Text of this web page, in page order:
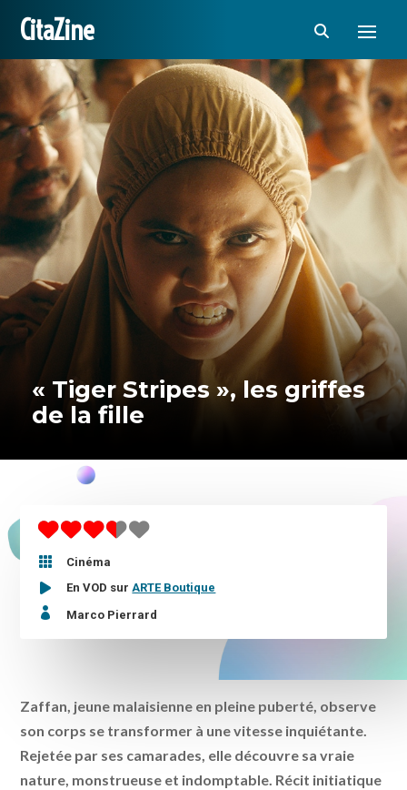
CitaZine
« Tiger Stripes », les griffes
de la fille

Cinéma
En VOD surARTE Boutique
 Marco Pierrard
Zaffan, jeune malaisienne en pleine puberté, observe
son corps se transformer à une vitesse inquiétante.
Rejetée par ses camarades, elle découvre sa vraie
nature, monstrueuse et indomptable. Récit initiatique